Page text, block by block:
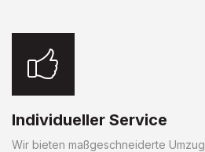
Individueller Service
Wir bieten maßgeschneiderte